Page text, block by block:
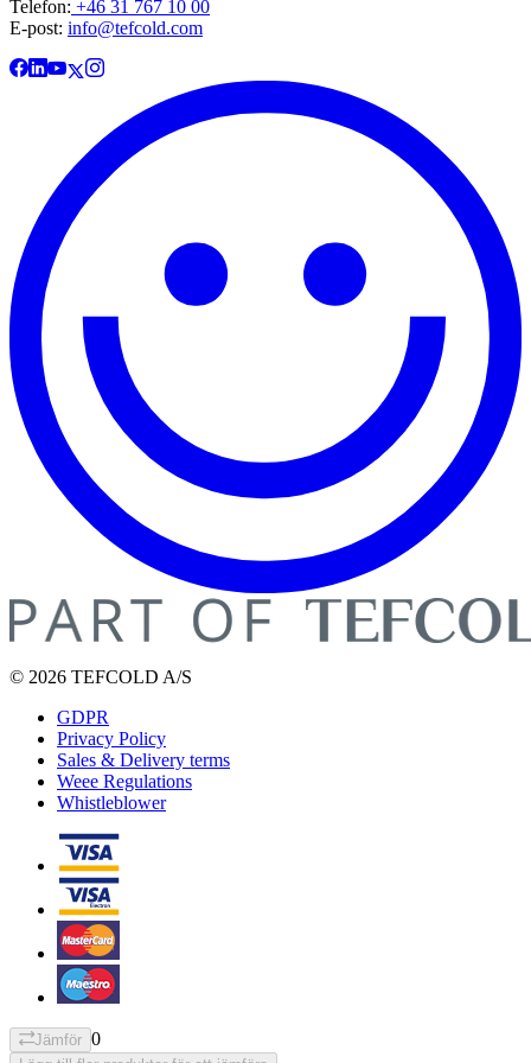
Telefon: +46 31 767 10 00
E-post: info@tefcold.com
© 2026 TEFCOLD A/S
GDPR
Privacy Policy
Sales & Delivery terms
Weee Regulations
Whistleblower
Jämför 0